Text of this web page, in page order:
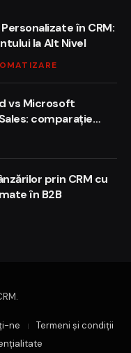
în CRM:
la Alt Nivel
vs Microsoft
comparație
adopție
prin CRM cu
în B2B
ne
Termeni și condiții